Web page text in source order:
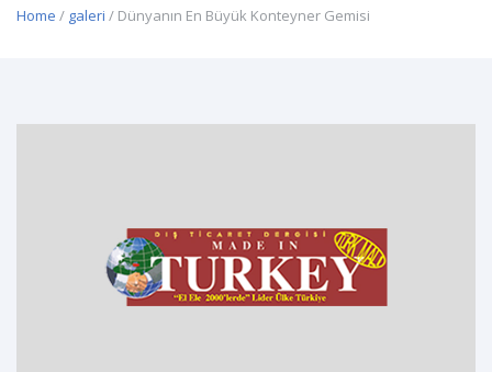
Home / galeri / Dünyanın En Büyük Konteyner Gemisi